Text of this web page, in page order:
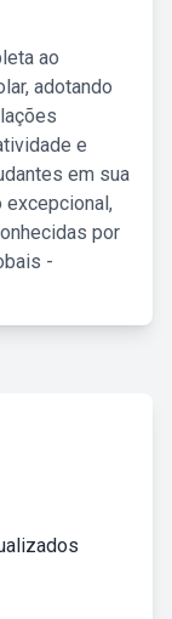
ao
adotando
e
em sua
excepcional,
por
-